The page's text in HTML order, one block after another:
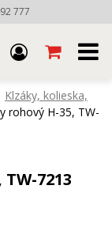
777
Klzáky, kolieska,
rohový H-35, TW-
7213